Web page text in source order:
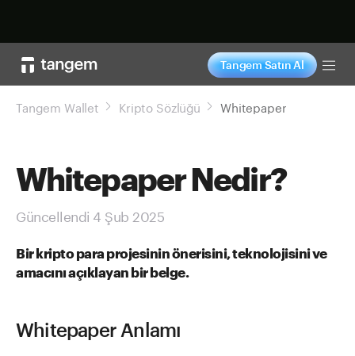
Tangem Satın Al
Tangem Wallet Kripto Sözlüğü Whitepaper
Whitepaper Nedir?
Güncellendi 4 Şub 2025
Bir kripto para projesinin önerisini, teknolojisini ve
amacını açıklayan bir belge.
Whitepaper Anlamı